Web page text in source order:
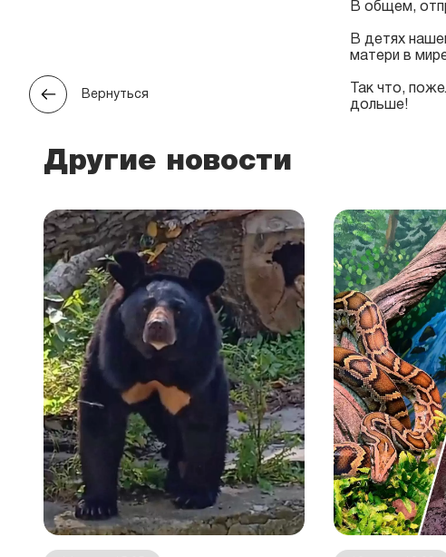
Вернуться
В общем,
В детях
матери в
Так что,
дольше!
Другие новости